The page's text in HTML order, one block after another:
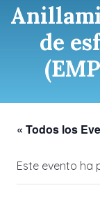
de
« Todos los
Este evento ha